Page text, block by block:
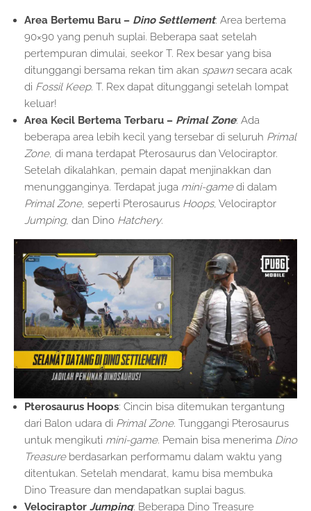
Area Bertemu Baru – Dino Settlement: Area bertema
90×90 yang penuh suplai. Beberapa saat setelah
pertempuran dimulai, seekor T. Rex besar yang bisa
ditunggangi bersama rekan tim akan spawn secara acak
di Fossil Keep. T. Rex dapat ditunggangi setelah lompat
keluar!
Area Kecil Bertema Terbaru – Primal Zone: Ada
beberapa area lebih kecil yang tersebar di seluruh Primal
Zone, di mana terdapat Pterosaurus dan Velociraptor.
Setelah dikalahkan, pemain dapat menjinakkan dan
menungganginya. Terdapat juga mini-gamedi dalam
Primal Zone, seperti Pterosaurus Hoops, Velociraptor
Jumping, dan Dino Hatchery.
Pterosaurus Hoops: Cincin bisa ditemukan tergantung
dari Balon udara di Primal Zone. Tunggangi Pterosaurus
untuk mengikuti mini-game. Pemain bisa menerima Dino
Treasure berdasarkan performamu dalam waktu yang
ditentukan. Setelah mendarat, kamu bisa membuka
Dino Treasure dan mendapatkan suplai bagus.
Velociraptor Jumping: Beberapa Dino Treasure